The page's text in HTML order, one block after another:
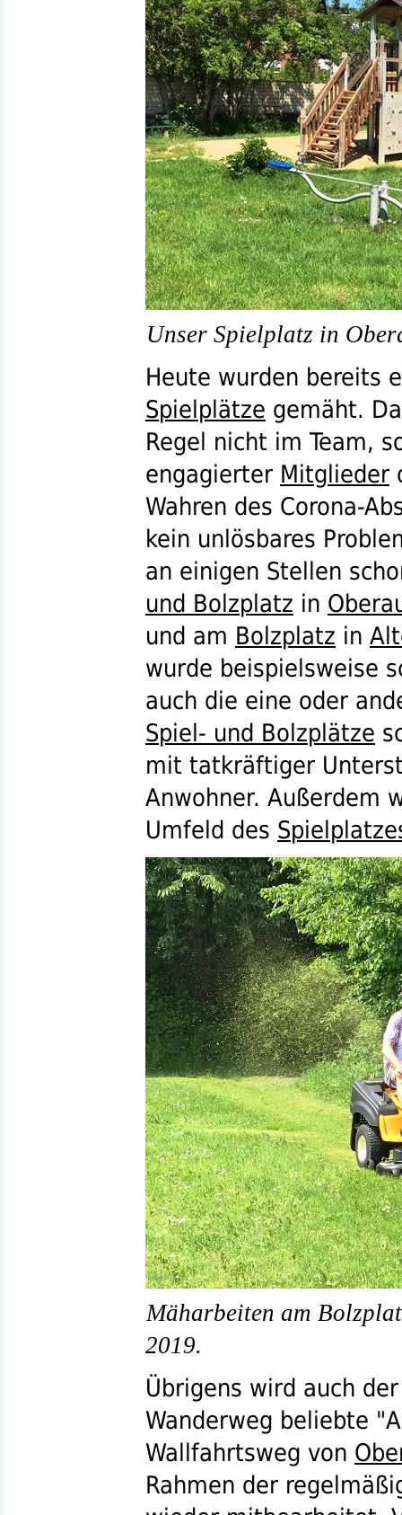
Unser Spielplatz in
Heute wurden bereits
Spielplätze gemäht.
Regel nicht im Team,
engagierter Mitglieder
Wahren des Corona-
kein unlösbares
an einigen Stellen
und Bolzplatz in
und am Bolzplatz in
wurde beispielsweise
auch die eine oder
Spiel- und Bolzplätze
mit tatkräftiger
Anwohner. Außerdem
Umfeld des
Mäharbeiten am
2019.
Übrigens wird auch
Wanderweg beliebte
Wallfahrtsweg von
Rahmen der